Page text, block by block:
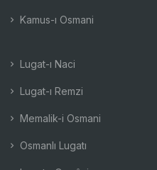
Kamus-ı Osmani
Lugat-ı Naci
Lugat-ı Remzi
Memalik-i Osmani
Osmanlı Lugatı